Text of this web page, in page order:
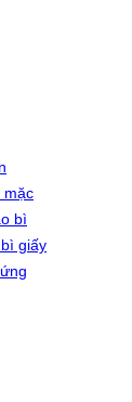
mặc
bì
giấy